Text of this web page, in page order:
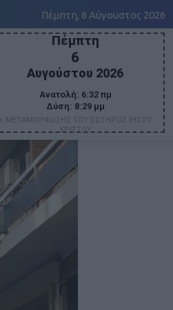
Πέμπτη, 6 Αύγουστος 2026
Πέμπτη
6
Αυγούστου 2026
Ανατολή: 6:32 πμ
Δύση: 8:29 μμ
+ ΜΕΤΑΜΟΡΦΩΣΗΣ ΤΟΥ ΣΩΤΗΡΟΣ ΙΗΣΟΥ
ΧΡΙΣΤΟΥ